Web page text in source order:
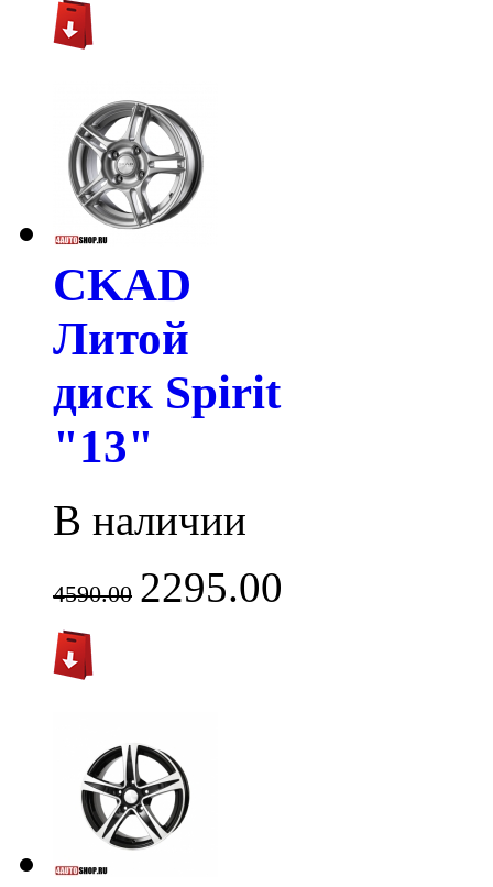
CKAD
Литой
диск Spirit
"13"
В наличии
4590.00 2295.00